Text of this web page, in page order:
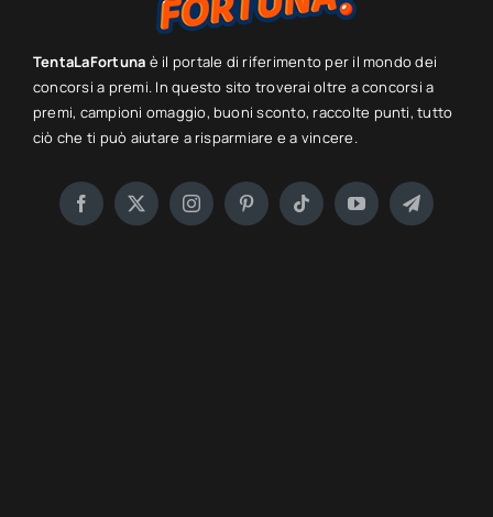
TentaLaFortuna è il portale di riferimento per il mondo dei
concorsi a premi. In questo sito troverai oltre a concorsi a
premi, campioni omaggio, buoni sconto, raccolte punti, tutto
ciò che ti può aiutare a risparmiare e a vincere.